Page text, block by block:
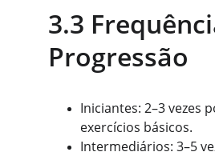
3.3
Progressão
Iniciantes: 2–3 vezes
exercícios básicos.
Intermediários: 3–5